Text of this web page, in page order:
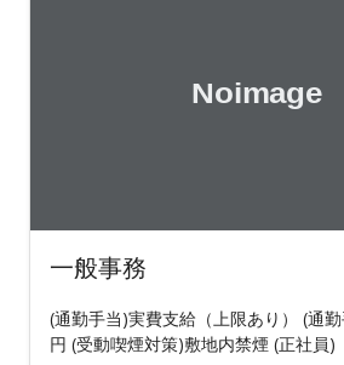
一般事務
(通勤手当)実費支給（上限あり） (通
円 (受動喫煙対策)敷地内禁煙 (正社員)